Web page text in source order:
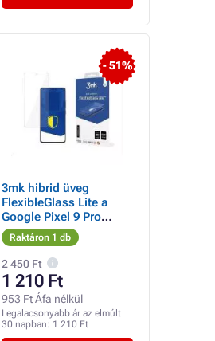
- 51%
3mk hibrid üveg
FlexibleGlass Lite a
Google Pixel 9 Pro
Foldhoz (előlap)
Raktáron 1 db
2 450 Ft
1 210 Ft
953 Ft Áfa nélkül
Legalacsonyabb ár az elmúlt
30 napban: 1 210 Ft